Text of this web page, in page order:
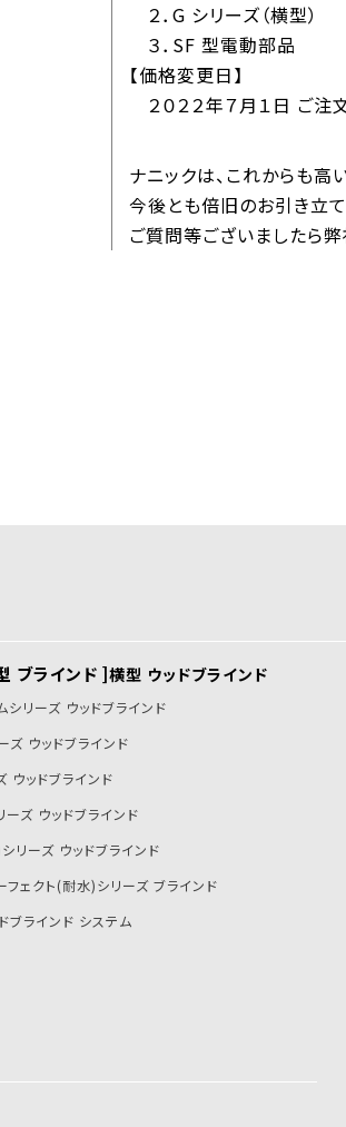
２．G シリーズ（横型）
３．SF 型電動部品
【価格変更日】
２０２２年７月１日 ご注
ナニックは、これからも高
今後とも倍旧のお引き立
ご質問等ございましたら
ブラインド ]横型 ウッドブラインド
シリーズ ウッドブラインド
ズ ウッドブラインド
ウッドブラインド
ーズ ウッドブラインド
リーズ ウッドブラインド
フェクト(耐水)シリーズ ブラインド
ブラインド システム